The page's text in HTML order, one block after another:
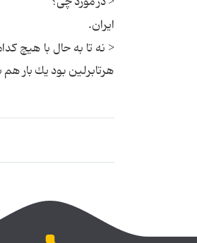
ایران.
< نه تا به حال با هیچ
هرتابرلین بود یك بار